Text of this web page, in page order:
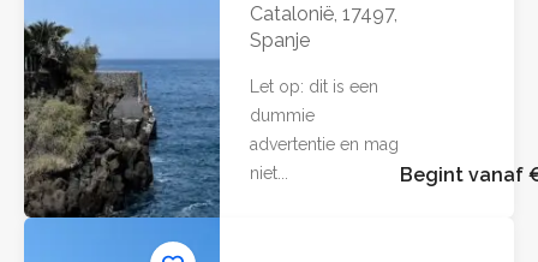
Catalonië, 17497,
Spanje
Let op: dit is een
dummie
advertentie en mag
niet...
Begint vanaf